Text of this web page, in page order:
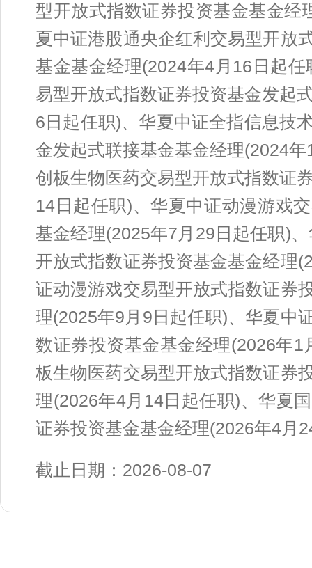
型开放式指数证券投资基金基金经
夏中证港股通央企红利交易型开放
基金基金经理(2024年4月16日起
易型开放式指数证券投资基金发起
6日起任职)、华夏中证全指信息技
金发起式联接基金基金经理(2024
创板生物医药交易型开放式指数证
14日起任职)、华夏中证动漫游戏
基金经理(2025年7月29日起任职)
开放式指数证券投资基金基金经理
证动漫游戏交易型开放式指数证券
理(2025年9月9日起任职)、华夏中
数证券投资基金基金经理(2026年
板生物医药交易型开放式指数证券
理(2026年4月14日起任职)、华夏
证券投资基金基金经理(2026年4月
截止日期：2026-08-07